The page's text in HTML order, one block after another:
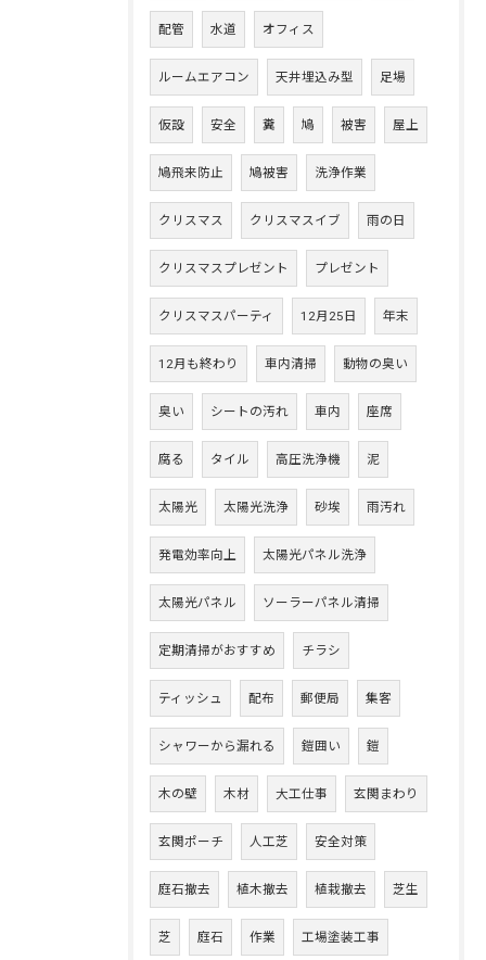
配管 水道 オフィス
ルームエアコン 天井埋込み型 足場
仮設 安全 糞 鳩 被害 屋上
鳩飛来防止 鳩被害 洗浄作業
クリスマス クリスマスイブ 雨の日
クリスマスプレゼント プレゼント
クリスマスパーティ 12月25日 年末
12月も終わり 車内清掃 動物の臭い
臭い シートの汚れ 車内 座席
腐る タイル 高圧洗浄機 泥
太陽光 太陽光洗浄 砂埃 雨汚れ
発電効率向上 太陽光パネル洗浄
太陽光パネル ソーラーパネル清掃
定期清掃がおすすめ チラシ
ティッシュ 配布 郵便局 集客
シャワーから漏れる 鎧囲い 鎧
木の壁 木材 大工仕事 玄関まわり
玄関ポーチ 人工芝 安全対策
庭石撤去 植木撤去 植栽撤去 芝生
芝 庭石 作業 工場塗装工事